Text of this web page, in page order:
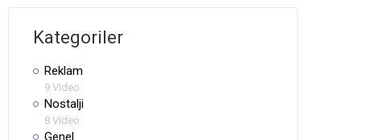
Kategoriler
Reklam
9 Video
Nostalji
8 Video
Genel